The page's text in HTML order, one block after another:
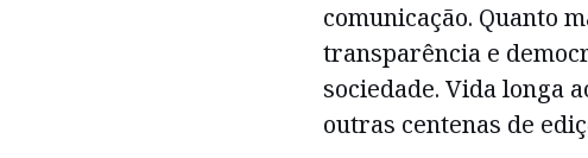
comunicação. Quanto
transparência e
sociedade. Vida longa
outras centenas de